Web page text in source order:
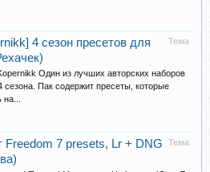
Тема
4 сезон пресетов для
Один из лучших авторских наборов
сезона. Пак содержит пресеты, которые
Тема
Freedom 7 presets, Lr + DNG